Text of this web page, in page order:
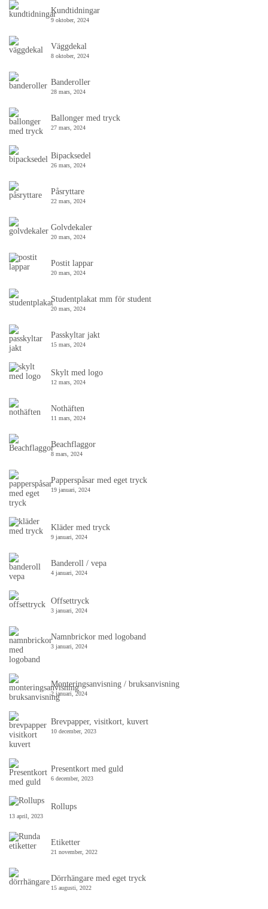
Kundtidningar
9 oktober, 2024
Väggdekal
8 oktober, 2024
Banderoller
28 mars, 2024
Ballonger med tryck
27 mars, 2024
Bipacksedel
26 mars, 2024
Påsryttare
22 mars, 2024
Golvdekaler
20 mars, 2024
Postit lappar
20 mars, 2024
Studentplakat mm för student
20 mars, 2024
Passkyltar jakt
15 mars, 2024
Skylt med logo
12 mars, 2024
Nothäften
11 mars, 2024
Beachflaggor
8 mars, 2024
Papperspåsar med eget tryck
19 januari, 2024
Kläder med tryck
9 januari, 2024
Banderoll / vepa
4 januari, 2024
Offsettryck
3 januari, 2024
Namnbrickor med logoband
3 januari, 2024
Monteringsanvisning / bruksanvisning
2 januari, 2024
Brevpapper, visitkort, kuvert
10 december, 2023
Presentkort med guld
6 december, 2023
Rollups
13 april, 2023
Etiketter
21 november, 2022
Dörrhängare med eget tryck
15 augusti, 2022